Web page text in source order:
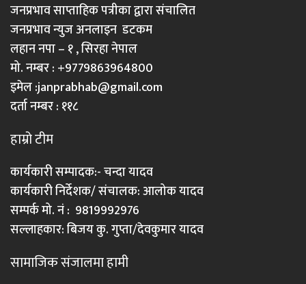
जनप्रभाव साप्ताहिक पत्रीका द्वारा संचालित
जनप्रभाव न्युज अनलाइन डटकम
लहान नपा – १ , सिरहा नेपाल
मो. नम्बर : +9779863964800
इमेल :janprabhab@gmail.com
दर्ता नम्बर : ११८
हाम्रो टीम
कार्यकारी सम्पादक:- चन्दा यादव
कार्यकारी निर्देशक/ संचालक: आलोक यादव
सम्पर्क मो. नं : 9819992976
सल्लाहकार: बिजय कु. गुप्ता/देवकुमार यादव
सामाजिक संजालमा हामी